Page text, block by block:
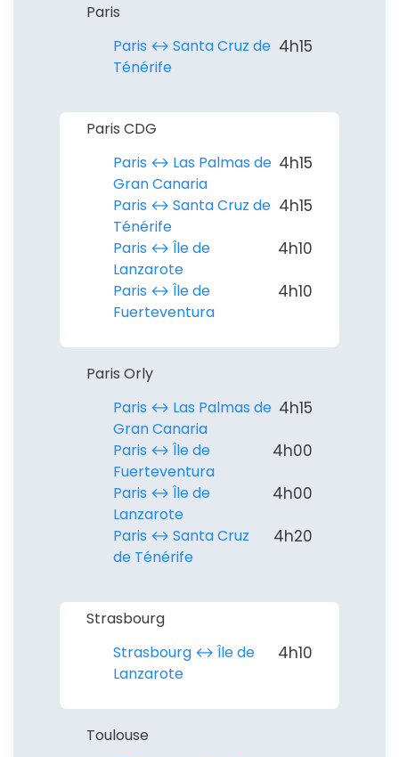
Paris
Paris ↔︎ Santa Cruz de
Ténérife
4h15
Paris CDG
Paris ↔︎ Las Palmas de
Gran Canaria
4h15
Paris ↔︎ Santa Cruz de
Ténérife
4h15
Paris ↔︎ Île de
Lanzarote
4h10
Paris ↔︎ Île de
Fuerteventura
4h10
Paris Orly
Paris ↔︎ Las Palmas de
Gran Canaria
4h15
Paris ↔︎ Île de
Fuerteventura
4h00
Paris ↔︎ Île de
Lanzarote
4h00
Paris ↔︎ Santa Cruz
de Ténérife
4h20
Strasbourg
Strasbourg ↔︎ Île de
Lanzarote
4h10
Toulouse